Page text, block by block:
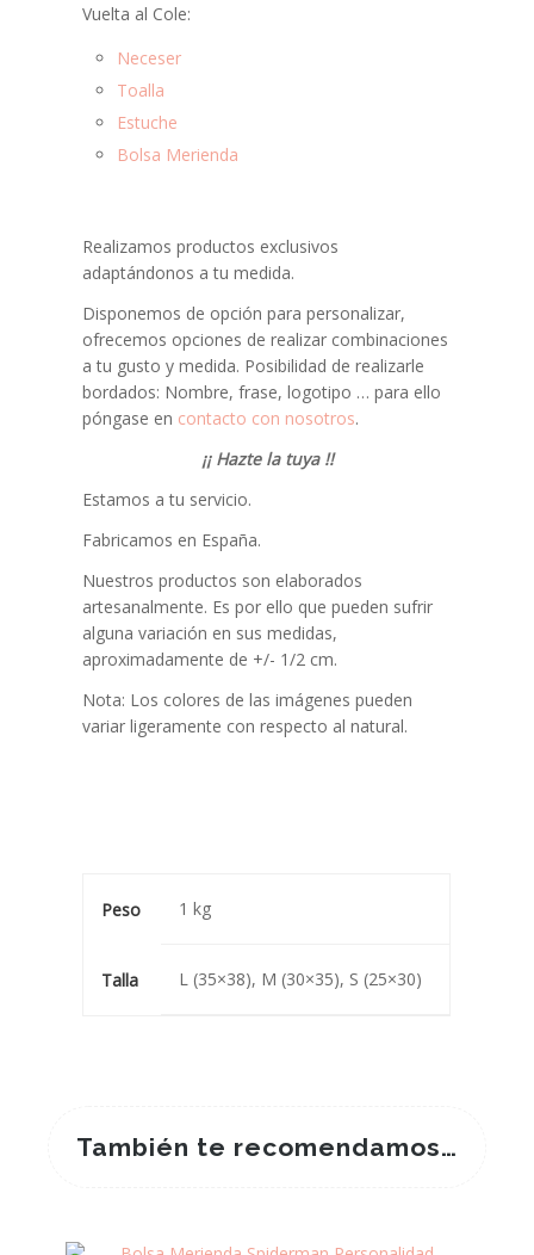
Vuelta al Cole:
Neceser
Toalla
Estuche
Bolsa Merienda
Realizamos productos exclusivos
adaptándonos a tu medida.
Disponemos de opción para personalizar,
ofrecemos opciones de realizar combinaciones
a tu gusto y medida. Posibilidad de realizarle
bordados: Nombre, frase, logotipo … para ello
póngase en contacto con nosotros.
¡¡ Hazte la tuya !!
Estamos a tu servicio.
Fabricamos en España.
Nuestros productos son elaborados
artesanalmente. Es por ello que pueden sufrir
alguna variación en sus medidas,
aproximadamente de +/- 1/2 cm.
Nota: Los colores de las imágenes pueden
variar ligeramente con respecto al natural.
Peso 1 kg
Talla L (35×38), M (30×35), S (25×30)
También te recomendamos…